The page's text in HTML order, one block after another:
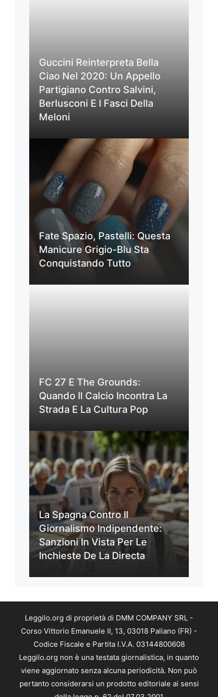
Guccini Reinterpreta Bella
Ciao Nel 2020: Un Appello
Partigiano Contro Salvini,
Berlusconi E I Fasci Della
Meloni
Fate Spazio, Pastelli: Questa
Manicure Grigio-Blu Sta
Conquistando Tutto
FC 27 E The Grounds:
Quando Il Calcio Incontra La
Strada E La Cultura Pop
La Spagna Contro Il
Giornalismo Indipendente:
Sanzioni In Vista Per Le
Inchieste De La Directa
Leggilo.org di proprietà di DMM COMPANY SRL -
Corso Vittorio Emanuele II, 13, 03018 Paliano (FR) -
Codice Fiscale e Partita I.V.A. 03144800608
Leggilo.org non è una testata giornalistica, in quanto
viene aggiornato senza alcuna periodicità. Non può
pertanto considerarsi un prodotto editoriale ai sensi